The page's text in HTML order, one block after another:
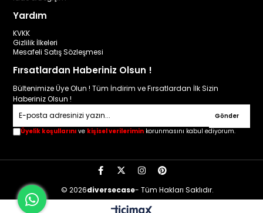
Yardım
KVKK
Gizlilik İlkeleri
Mesafeli Satış Sözleşmesi
Fırsatlardan Haberiniz Olsun !
Bültenimize Üye Olun ! Tüm İndirim ve Fırsatlardan İlk Sizin
Haberiniz Olsun !
Gönder
Üyelik koşullarını ve kişisel verilerimin korunmasını kabul ediyorum.
© 2026diversecase- Tüm Hakları Saklıdır.